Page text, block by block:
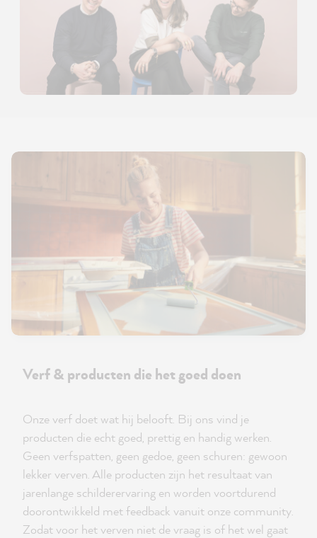
Verf & producten die het goed doen
Onze verf doet wat hij belooft. Bij ons vind je
producten die echt goed, prettig en handig werken.
Geen verfspatten, geen gedoe, geen schuren: gewoon
lekker verven. Alle producten zijn het resultaat van
jarenlange schilderervaring en worden voortdurend
doorontwikkeld met feedback vanuit onze community.
Zodat voor het verven niet de vraag is of het wel gaat